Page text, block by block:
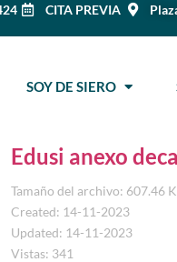
CITA PREVIA
SOY DE SIERO
Edusi anexo
Tamaño del archivo: 607.46
Created: 14-11-2023
Updated: 14-11-2023
Vistas: 341